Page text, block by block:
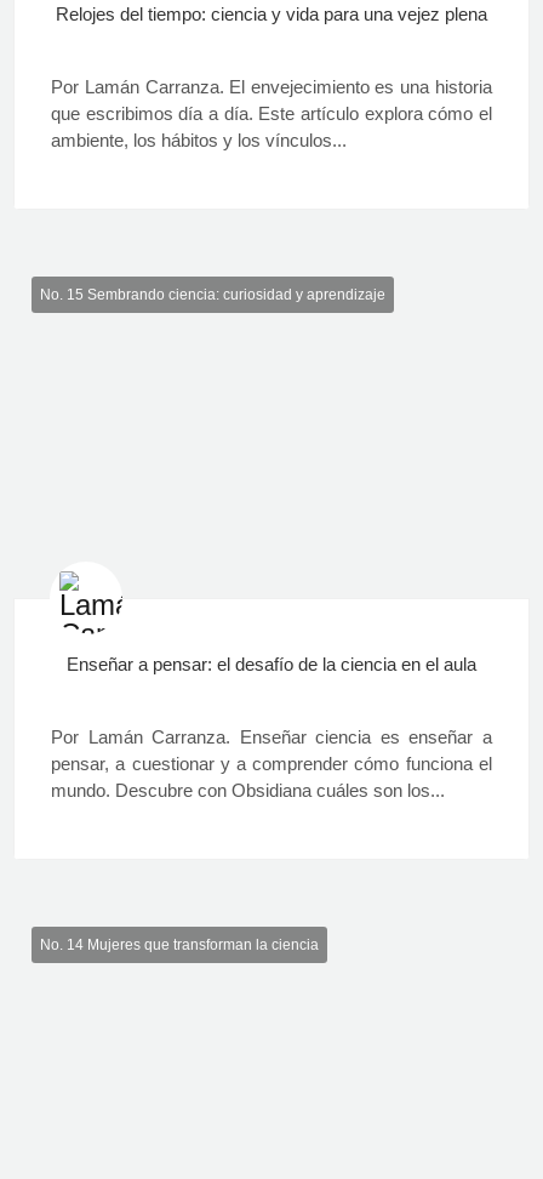
Relojes del tiempo: ciencia y vida para una vejez plena
Por Lamán Carranza. El envejecimiento es una historia
que escribimos día a día. Este artículo explora cómo el
ambiente, los hábitos y los vínculos...
No. 15 Sembrando ciencia: curiosidad y aprendizaje
Enseñar a pensar: el desafío de la ciencia en el aula
Por Lamán Carranza. Enseñar ciencia es enseñar a
pensar, a cuestionar y a comprender cómo funciona el
mundo. Descubre con Obsidiana cuáles son los...
No. 14 Mujeres que transforman la ciencia